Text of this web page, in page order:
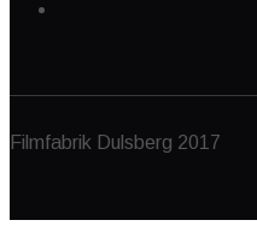
Filmfabrik Dulsberg 2017